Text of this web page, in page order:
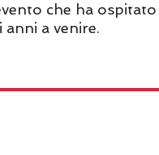
che ha
a venire.